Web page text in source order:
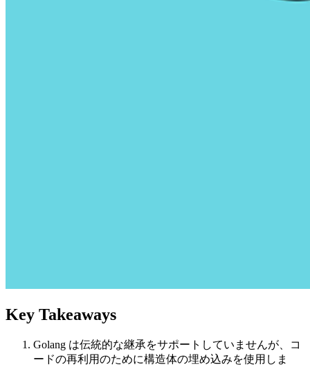
Key Takeaways
Golang は伝統的な継承をサポートしていませんが、コ
ードの再利用のために構造体の埋め込みを使用しま